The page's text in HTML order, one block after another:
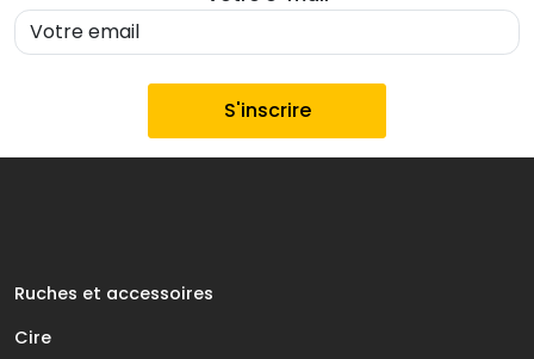
Ruches et accessoires
Cire